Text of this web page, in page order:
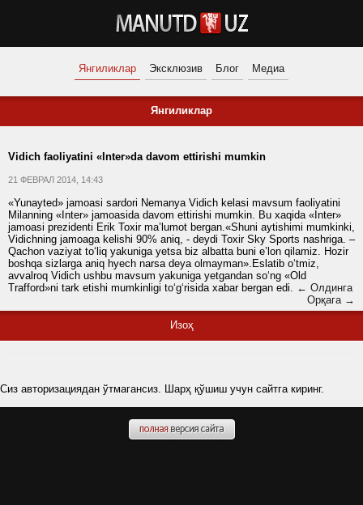
Янгиликлар Эксклюзив Блог Медиа
Янгиликлар
Vidich faoliyatini «Inter»da davom ettirishi mumkin
21 ФЕВРАЛ 2014, 14:43
«Yunayted» jamoasi sardori Nemanya Vidich kelasi mavsum faoliyatini
Milanning «Inter» jamoasida davom ettirishi mumkin. Bu xaqida «Inter»
jamoasi prezidenti Erik Toxir ma’lumot bergan.«Shuni aytishimi mumkinki,
Vidichning jamoaga kelishi 90% aniq, - deydi Toxir Sky Sports nashriga. –
Qachon vaziyat to‘liq yakuniga yetsa biz albatta buni e’lon qilamiz. Hozir
boshqa sizlarga aniq hyech narsa deya olmayman».Eslatib o‘tmiz,
avvalroq Vidich ushbu mavsum yakuniga yetgandan so‘ng «Old
Trafford»ni tark etishi mumkinligi to‘g‘risida xabar bergan edi. ← Олдинга
Орқага →
Изоҳ
Сиз авторизациядан ўтмагансиз. Шарҳ қўшиш учун сайтга киринг.